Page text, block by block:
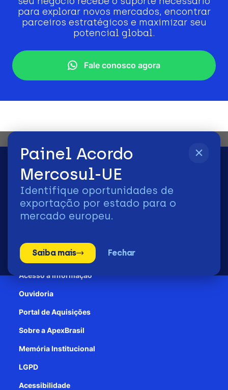
para explorar novos mercados, encontrar
parceiros estratégicos e maximizar seu
potencial global.
Fale conosco agora
Painel Acordo
Mercosul-UE
Identifique oportunidades de
exportação por estado para o
mercado europeu.
Saiba mais Fechar
2026 | © Todos os Direitos Reservados - ApexBrasil
Patrocínio
Acesso à informação
Ouvidoria
Portal de Aquisições
Sobre a ApexBrasil
Memória Institucional
LGPD
Acessibilidade